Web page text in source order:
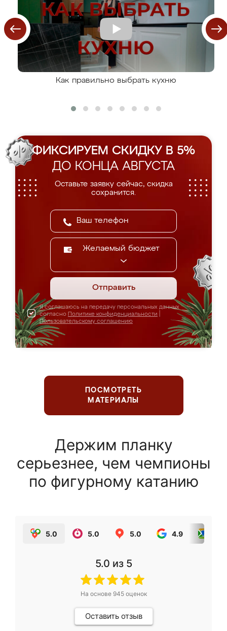
Как правильно выбрать кухню
ФИКСИРУЕМ СКИДКУ В 5%
ДО КОНЦА АВГУСТА
Оставьте заявку сейчас, скидка
сохранится.
Желаемый бюджет
Отправить
Я соглашаюсь на передачу персональных данных
согласно Политике конфиденциальности
Пользовательскому соглашению
ПОСМОТРЕТЬ
МАТЕРИАЛЫ
Держим планку
серьезнее, чем чемпионы
по фигурному катанию
5.0 5.0 5.0 4.9
5.0 из 5
На основе 945оценок
Оставить отзыв